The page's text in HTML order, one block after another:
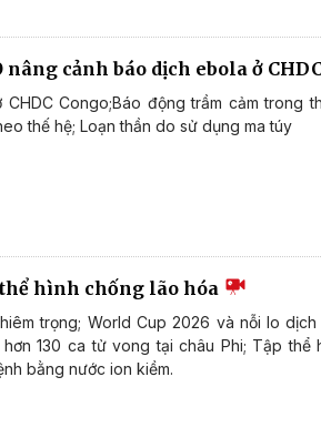
cảnh báo dịch ebola ở
Congo;Báo động trầm cảm trong
thế hệ; Loạn thần do sử dụng ma túy
hình chống lão hóa
trọng; World Cup 2026 và nỗi lo dịch
130 ca tử vong tại châu Phi; Tập thể
bằng nước ion kiềm.